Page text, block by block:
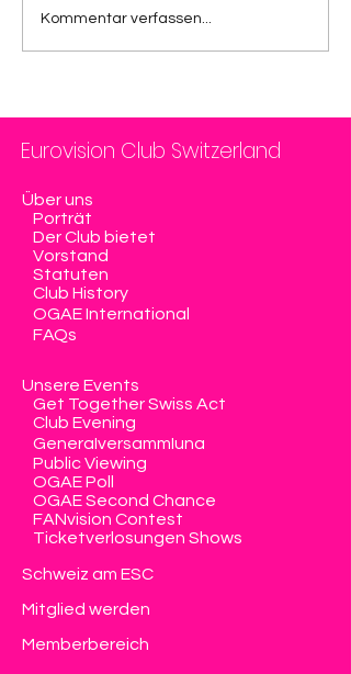
Kommentar verfassen...
Eurovision Club Switzerland
Über uns
Porträt
Der Club bietet
Vorstand
Statuten
Club History
OGAE International
FAQs
Unsere Events
Get Together Swiss Act
Club Evening
Generalversammlung
Public Viewing
OGAE Poll
OGAE Second Chance
FANvision Contest
Ticketverlosungen Shows
Schweiz am ESC
Mitglied werden
Memberbereich